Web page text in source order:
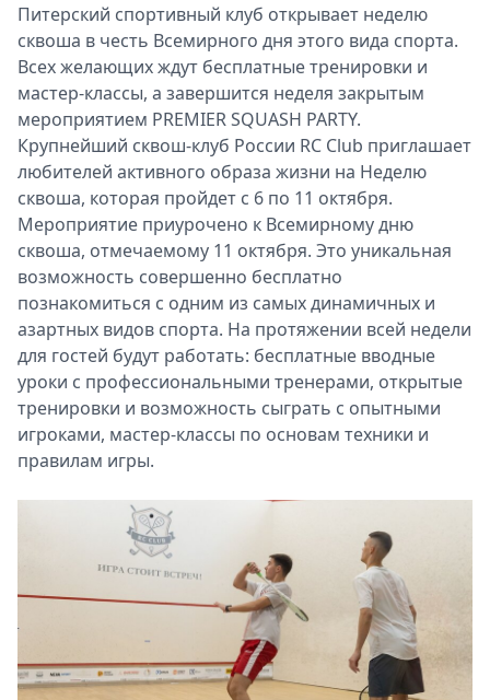
Питерский спортивный клуб открывает неделю
сквоша в честь Всемирного дня этого вида спорта.
Всех желающих ждут бесплатные тренировки и
мастер-классы, а завершится неделя закрытым
мероприятием PREMIER SQUASH PARTY.
Крупнейший сквош-клуб России RC Club приглашает
любителей активного образа жизни на Неделю
сквоша, которая пройдет с 6 по 11 октября.
Мероприятие приурочено к Всемирному дню
сквоша, отмечаемому 11 октября. Это уникальная
возможность совершенно бесплатно
познакомиться с одним из самых динамичных и
азартных видов спорта. На протяжении всей недели
для гостей будут работать: бесплатные вводные
уроки с профессиональными тренерами, открытые
тренировки и возможность сыграть с опытными
игроками, мастер-классы по основам техники и
правилам игры.